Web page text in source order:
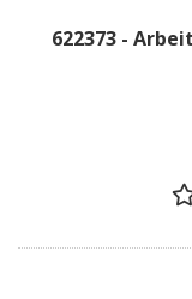
622373 -